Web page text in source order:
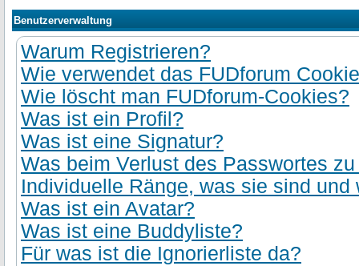
Benutzerverwaltung
Warum Registrieren?
Wie verwendet das FUDforum
Wie löscht man FUDforum-Cookies?
Was ist ein Profil?
Was ist eine Signatur?
Was beim Verlust des Passwortes
Individuelle Ränge, was sie sind und
Was ist ein Avatar?
Was ist eine Buddyliste?
Für was ist die Ignorierliste da?